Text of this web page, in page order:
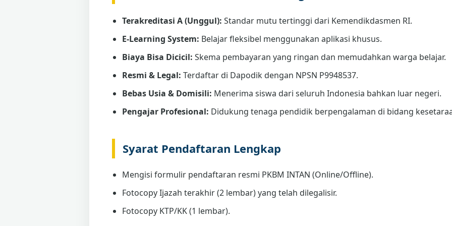
Terakreditasi A (Unggul): Standar mutu tertinggi dari Kemendikdasmen RI.
E-Learning System: Belajar fleksibel menggunakan aplikasi khusus.
Biaya Bisa Dicicil: Skema pembayaran yang ringan dan memudahkan warga belajar.
Resmi & Legal: Terdaftar di Dapodik dengan NPSN P9948537.
Bebas Usia & Domisili: Menerima siswa dari seluruh Indonesia bahkan luar negeri.
Pengajar Profesional: Didukung tenaga pendidik berpengalaman di bidang
Syarat Pendaftaran Lengkap
Mengisi formulir pendaftaran resmi PKBM INTAN (Online/Offline).
Fotocopy Ijazah terakhir (2 lembar) yang telah dilegalisir.
Fotocopy KTP/KK (1 lembar).